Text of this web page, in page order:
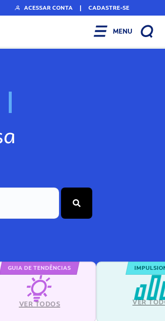
ACESSAR CONTA | CADASTRE-SE
MENU
N
GUIA DE TENDÊNCIAS
VER TODOS VER